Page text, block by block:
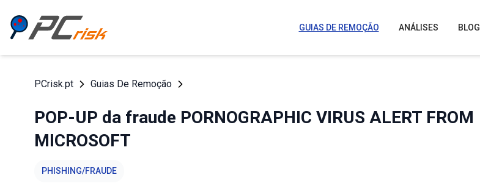
GUIAS DE REMOÇÃO ANÁLISES BLOG
PCrisk.pt Guias De Remoção
POP-UP da fraude PORNOGRAPHIC VIRUS ALERT FROM
MICROSOFT
PHISHING/FRAUDE